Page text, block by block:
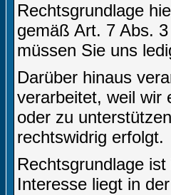
Rechtsgrundlage
gemäß Art. 7 Abs.
müssen Sie uns
Darüber hinaus
verarbeitet, weil wir
oder zu
rechtswidrig erfolgt.
Rechtsgrundlage
Interesse liegt in